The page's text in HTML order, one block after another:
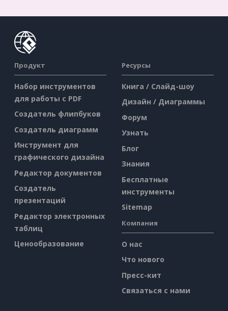
Продукт
Набор инструментов
для работы с PDF
Создатель флипбуков
Создатель диаграмм
Инструмент для
графического дизайна
Редактор документов
Создатель
презентаций
Редактор электронных
таблиц
Ценообразование
Ресурсы
Книга / Слайд-шоу
Дизайн / Диаграммы
Форум
Узнать
Блог
Знания
Бесплатные
инструменты
Sitemap
Компания
О нас
Что нового
Пресс-кит
Связаться с нами